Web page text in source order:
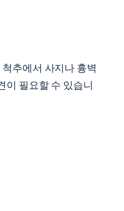
추에서 사지나 흉벽
이 필요할 수 있습니